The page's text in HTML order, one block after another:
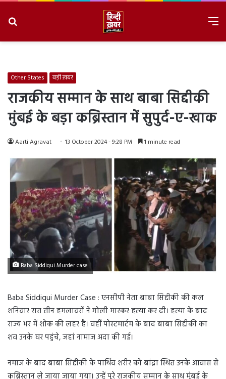
Other States बड़ी ख़बर
राजकीय सम्मान के साथ बाबा सिद्दीकी
मुंबई के बड़ा कब्रिस्तान में सुपुर्द-ए-खाक
Aarti Agravat 13 October 2024 - 9:28 PM 1 minute read
Baba Siddiqui Murder case
Baba Siddiqui Murder Case : एनसीपी नेता बाबा सिद्दीकी की कल
शनिवार रात तीन हमलावरों ने गोली मारकर हत्या कर दी। हत्या के बाद
राज्य भर में शोक की लहर है। वहीं पोस्टमार्टम के बाद बाबा सिद्दीकी का
शव उनके घर पहुंचे, जहां नामाज अदा की गई।
नमाज के बाद बाबा सिद्दीकी के पार्थिव शरीर को बांद्रा स्थित उनके आवास से